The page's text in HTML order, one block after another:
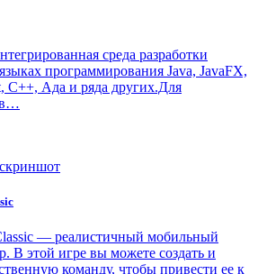
среда разработки
программирования Java, JavaFX,
C++, Ада и ряда других.Для
в…
— реалистичный мобильный
В этой игре вы можете создать и
команду, чтобы привести ее к